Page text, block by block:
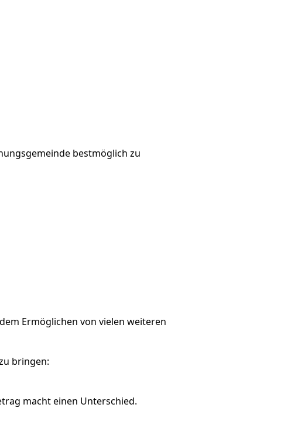
bestmöglich zu
Ermöglichen von vielen weiteren
bringen:
macht einen Unterschied.